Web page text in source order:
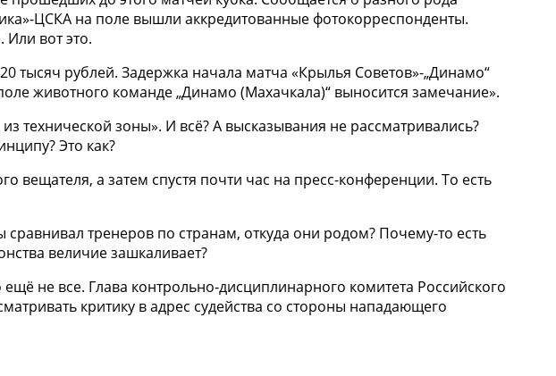
ЦСКА на поле вышли аккредитованные фотокорреспонденты.
вот это.
рублей. Задержка начала матча «Крылья Советов»-„Динамо“
животного команде „Динамо (Махачкала)“ выносится замечание».
технической зоны». И всё? А высказывания не рассматривались?
Это как?
а затем спустя почти час на пресс-конференции. То есть
тренеров по странам, откуда они родом? Почему-то есть
величие зашкаливает?
не все. Глава контрольно‑дисциплинарного комитета Российского
критику в адрес судейства со стороны нападающего